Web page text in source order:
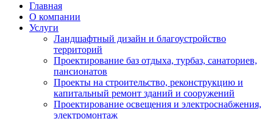
Главная
О компании
Услуги
Ландшафтный дизайн и благоустройство
территорий
Проектирование баз отдыха, турбаз, санаториев,
пансионатов
Проекты на строительство, реконструкцию и
капитальный ремонт зданий и сооружений
Проектирование освещения и электроснабжения,
электромонтаж